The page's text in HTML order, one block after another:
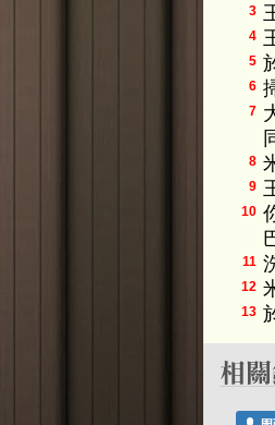
3
4
5
6
7
8
9
10
11
12
13